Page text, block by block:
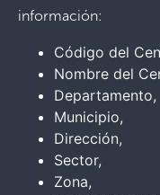
información:
Código del
Nombre del
Departamento,
Municipio,
Dirección,
Sector,
Zona,